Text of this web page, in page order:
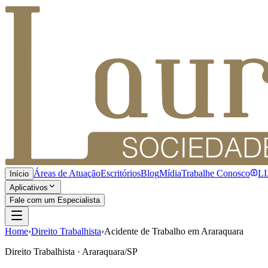
Início Áreas de AtuaçãoEscritóriosBlogMídiaTrabalhe Conosco
Aplicativos
Fale com um Especialista
Home›Direito Trabalhista›Acidente de Trabalho em Araraquara
Direito Trabalhista · Araraquara/SP